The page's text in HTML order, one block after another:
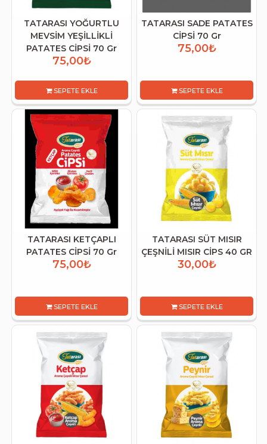
TATARASI YOĞURTLU
MEVSİM YEŞİLLİKLİ
PATATES CİPSİ 70 Gr
75,00₺
SEPETE EKLE
TATARASI SADE PATATES
CİPSİ 70 Gr
75,00₺
SEPETE EKLE
TATARASI KETÇAPLI
PATATES CİPSİ 70 Gr
75,00₺
SEPETE EKLE
TATARASI SÜT MISIR
ÇEŞNİLİ MISIR CİPS 40 GR
30,00₺
SEPETE EKLE